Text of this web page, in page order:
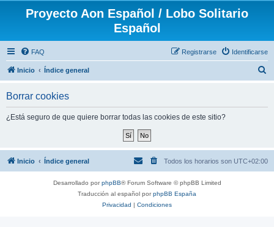
Proyecto Aon Español / Lobo Solitario
Español
FAQ Identificarse
Registrarse
Inicio Índice general
Borrar cookies
¿Está seguro de que quiere borrar todas las cookies de este sitio?
Inicio Índice general Todos los horarios son UTC+02:00
Desarrollado porphpBB® Forum Software © phpBB Limited
Traducción al español porphpBB España
Privacidad | Condiciones